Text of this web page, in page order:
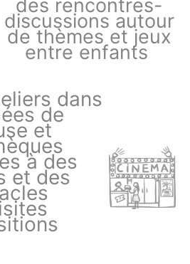
des rencontres-
discussions autour
de thèmes et jeux
entre enfants
dans
de
et
à des
et des